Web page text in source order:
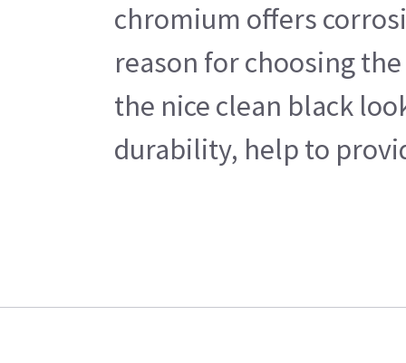
chromium offers
reason for choosing
the nice clean black
durability, help to